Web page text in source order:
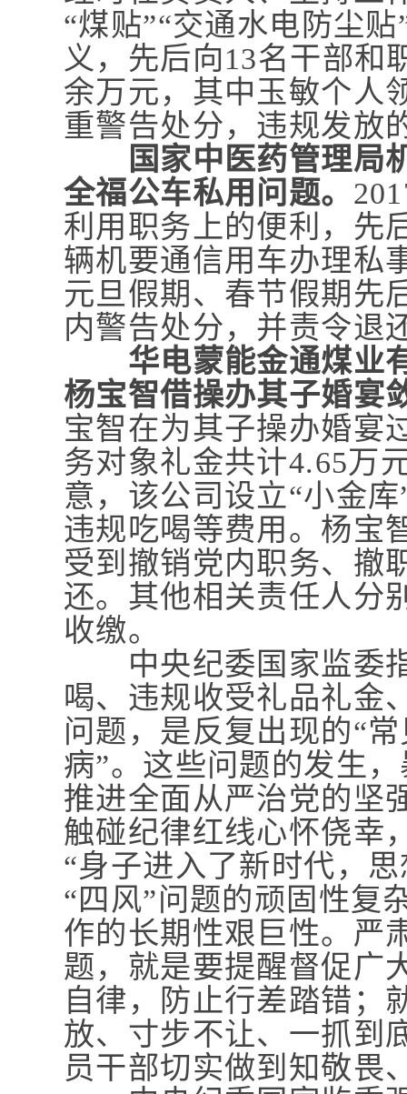
“煤贴”“交通水电防尘
义，先后向13名干部和
余万元，其中玉敏个人
重警告处分，违规发放
国家中医药管理局
全福公车私用问题。
利用职务上的便利，先
辆机要通信用车办理私
元旦假期、春节假期先
内警告处分，并责令退
华电蒙能金通煤业
杨宝智借操办其子婚宴
宝智在为其子操办婚宴
务对象礼金共计4.65万
意，该公司设立“小金
违规吃喝等费用。杨宝
受到撤销党内职务、撤
还。其他相关责任人分
收缴。
中央纪委国家监委指
喝、违规收受礼品礼金
问题，是反复出现的“
病”。这些问题的发生
推进全面从严治党的坚
触碰纪律红线心怀侥幸
“身子进入了新时代，
“四风”问题的顽固性复
作的长期性艰巨性。严
题，就是要提醒督促广
自律，防止行差踏错；
放、寸步不让、一抓到
员干部切实做到知敬畏